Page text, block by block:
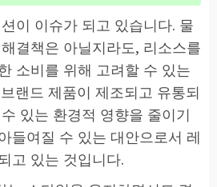
이 이슈가 되고 있습니다. 물
결책은 아닐지라도, 리소스를
소비를 위해 고려할 수 있는
랜드 제품이 제조되고 유통되
있는 환경적 영향을 줄이기
들여질 수 있는 대안으로서 레
고 있는 것입니다.